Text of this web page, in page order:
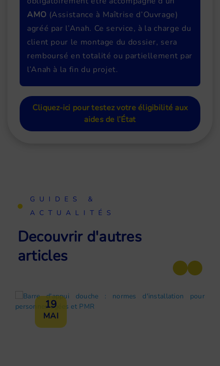
AMO (Assistance à Maîtrise d’Ouvrage)
agréé par l’Anah. Ce service, à la charge du
client pour le montage du dossier, sera
remboursé en totalité ou partiellement par
l’Anah à la fin du projet.
Cliquez-ici pour testez votre éligibilité aux
aides de l’État
GUIDES &
ACTUALITÉS
Decouvrir d'autres
articles
19
MAI